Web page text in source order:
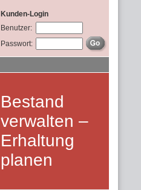
Kunden-Login
Benutzer:
Passwort:
Bestand
verwalten –
Erhaltung
planen